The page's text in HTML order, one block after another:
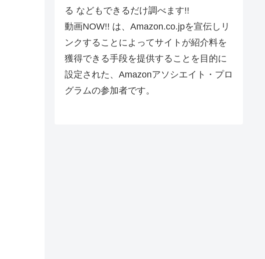
る などもできるだけ調べます!!
動画NOW!! は、Amazon.co.jpを宣伝しリ
ンクすることによってサイトが紹介料を
獲得できる手段を提供することを目的に
設定された、Amazonアソシエイト・プロ
グラムの参加者です。